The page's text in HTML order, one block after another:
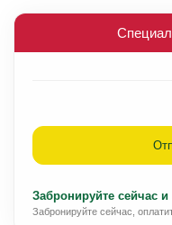
Забронируйте сейчас и
Забронируйте сейчас,